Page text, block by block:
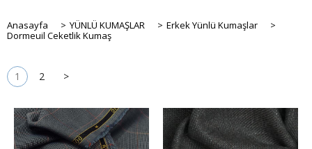
Anasayfa > YÜNLÜ KUMAŞLAR > Erkek Yünlü Kumaşlar
>
Dormeuil Ceketlik Kumaş
1 2 >